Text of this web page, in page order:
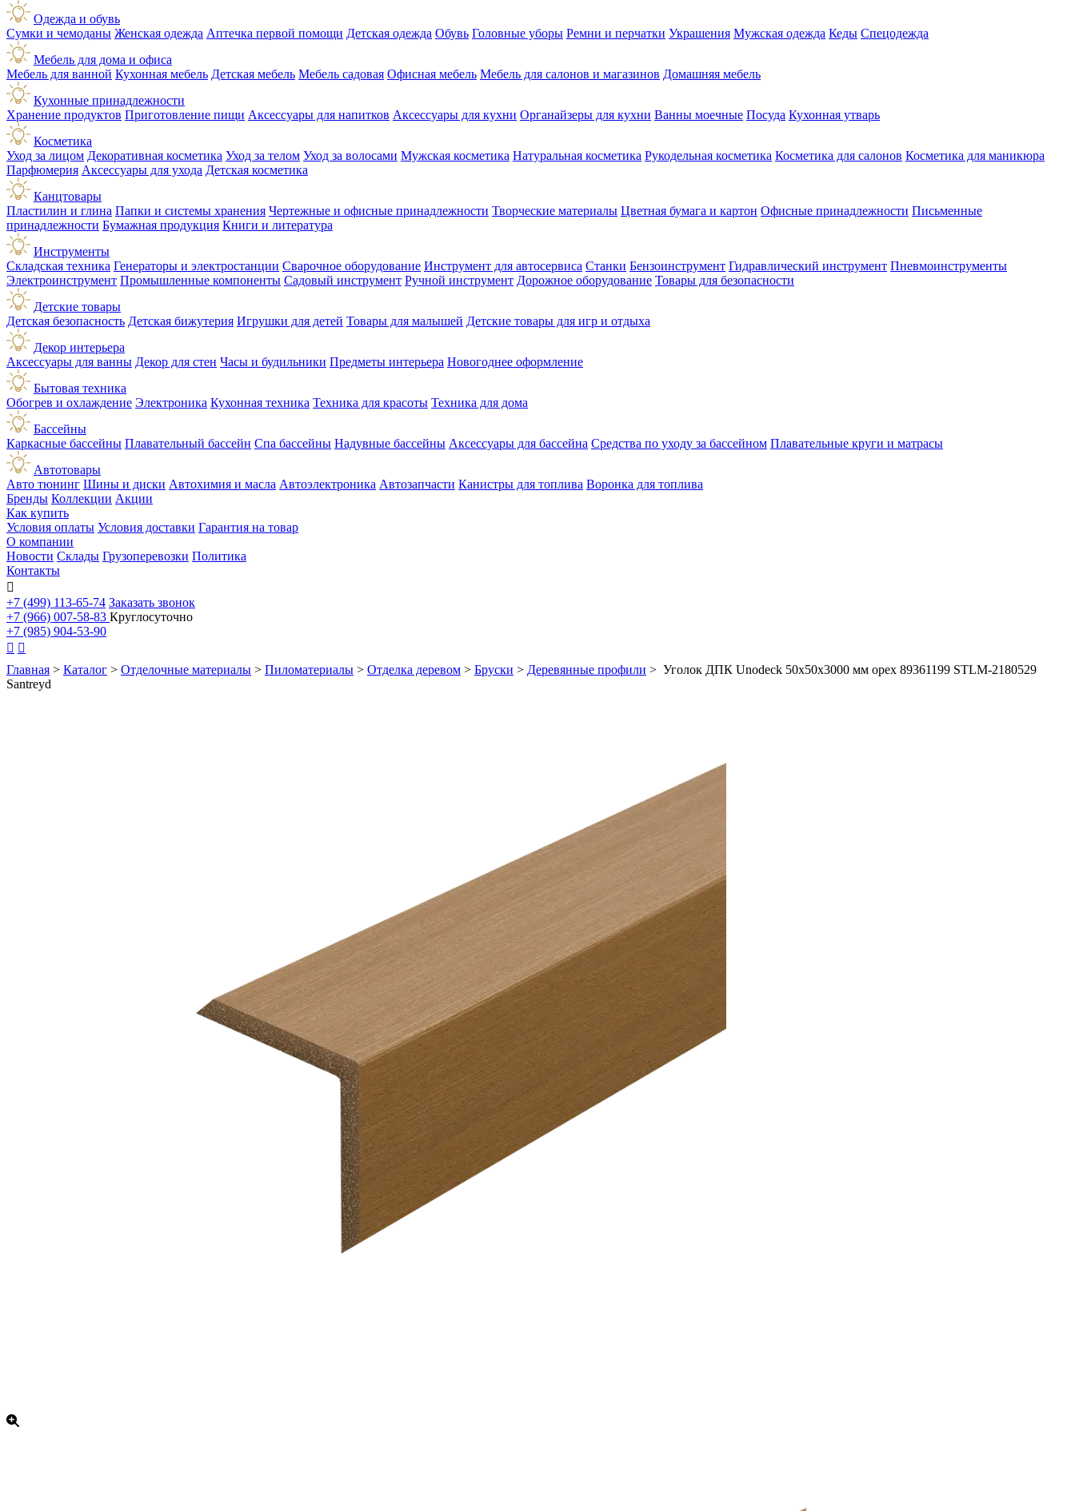
Одежда и обувь
Сумки и чемоданы Женская одежда Аптечка первой помощи Детская одежда Обувь Головные уборы Ремни и перчатки Украшения Мужская одежда Кеды Спецодежда
Мебель для дома и офиса
Мебель для ванной Кухонная мебель Детская мебель Мебель садовая Офисная мебель Мебель для салонов и магазинов Домашняя мебель
Кухонные принадлежности
Хранение продуктов Приготовление пищи Аксессуары для напитков Аксессуары для кухни Органайзеры для кухни Ванны моечные Посуда Кухонная утварь
Косметика
Уход за лицом Декоративная косметика Уход за телом Уход за волосами Мужская косметика Натуральная косметика Рукодельная косметика Косметика для салонов Косметика для маникюра
Парфюмерия Аксессуары для ухода Детская косметика
Канцтовары
Пластилин и глина Папки и системы хранения Чертежные и офисные принадлежности Творческие материалы Цветная бумага и картон Офисные принадлежности Письменные
принадлежности Бумажная продукция Книги и литература
Инструменты
Складская техника Генераторы и электростанции Сварочное оборудование Инструмент для автосервиса Станки Бензоинструмент Гидравлический инструмент Пневмоинструменты
Электроинструмент Промышленные компоненты Садовый инструмент Ручной инструмент Дорожное оборудование Товары для безопасности
Детские товары
Детская безопасность Детская бижутерия Игрушки для детей Товары для малышей Детские товары для игр и отдыха
Декор интерьера
Аксессуары для ванны Декор для стен Часы и будильники Предметы интерьера Новогоднее оформление
Бытовая техника
Обогрев и охлаждение Электроника Кухонная техника Техника для красоты Техника для дома
Бассейны
Каркасные бассейны Плавательный бассейн Спа бассейны Надувные бассейны Аксессуары для бассейна Средства по уходу за бассейном Плавательные круги и матрасы
Автотовары
Авто тюнинг Шины и диски Автохимия и масла Автоэлектроника Автозапчасти Канистры для топлива Воронка для топлива
Бренды Коллекции Акции
Как купить
Условия оплаты Условия доставки Гарантия на товар
О компании
Новости Склады Грузоперевозки Политика
Контакты

+7 (499) 113-65-74 Заказать звонок
+7 (966) 007-58-83 Круглосуточно
+7 (985) 904-53-90
 
Главная > Каталог > Отделочные материалы > Пиломатериалы > Отделка деревом > Бруски > Деревянные профили > Уголок ДПК Unodeck 50x50x3000 мм орех 89361199 STLM-2180529
Santreyd